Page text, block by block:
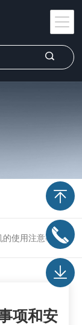
注意事项和安装介绍
项和安